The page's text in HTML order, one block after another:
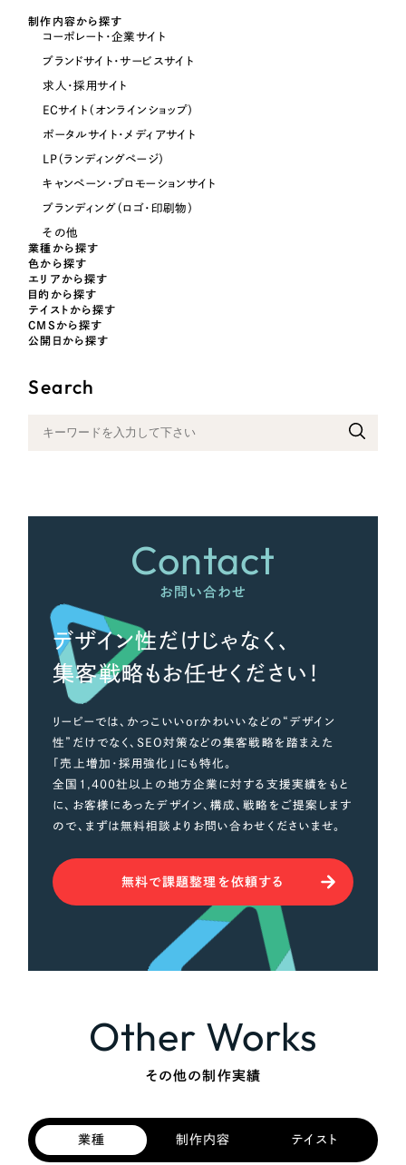
オレンジ・橙色
パープル・紫色
ピンク・桃色
カラフル・多色
その他
制作内容から探す
コーポレート・企業サイト
ブランドサイト・サービスサイト
求人・採用サイト
ECサイト（オンラインショップ）
ポータルサイト・メディアサイト
LP（ランディングページ）
キャンペーン・プロモーションサイト
ブランディング（ロゴ・印刷物）
その他
業種から探す
色から探す
エリアから探す
目的から探す
テイストから探す
CMSから探す
公開日から探す
Search
Contact
お問い合わせ
デザイン性だけじゃなく、
集客戦略もお任せください！
リーピーでは、かっこいいorかわいいなどの“デザイン
性”だけでなく、SEO対策などの集客戦略を踏まえた
「売上増加・採用強化」にも特化。
全国1,400社以上の地方企業に対する支援実績をもと
に、お客様にあったデザイン、構成、戦略をご提案します
ので、まずは無料相談よりお問い合わせくださいませ。
無料で課題整理を依頼する
Other Works
その他の制作実績
業種 制作内容 テイスト